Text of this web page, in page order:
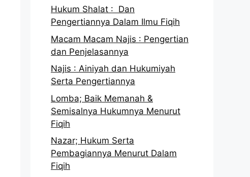
Hukum Shalat : Dan
Pengertiannya Dalam Ilmu Fiqih
Macam Macam Najis : Pengertian
dan Penjelasannya
Najis : Ainiyah dan Hukumiyah
Serta Pengertiannya
Lomba; Baik Memanah &
Semisalnya Hukumnya Menurut
Fiqih
Nazar; Hukum Serta
Pembagiannya Menurut Dalam
Fiqih